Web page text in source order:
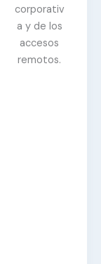
corporativ
a y de los
accesos
remotos.